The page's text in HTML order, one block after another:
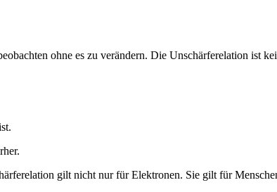
ohne es zu verändern. Die Unschärferelation ist
gilt nicht nur für Elektronen. Sie gilt für